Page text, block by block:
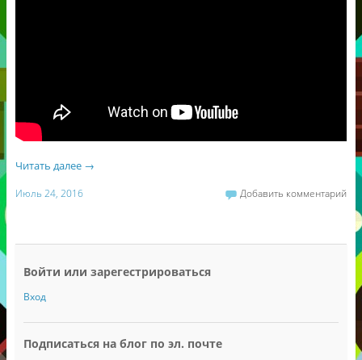
Читать далее →
Июль 24, 2016 Добавить комментарий
Войти или зарегестрироваться
Вход
Подписаться на блог по эл. почте